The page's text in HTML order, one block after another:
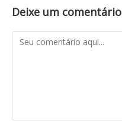
Deixe um comentário